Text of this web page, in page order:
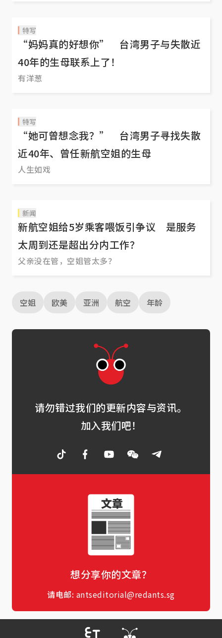
特写
“妈妈真的好想你” 台湾男子与失散近
40年的生母联系上了！
有洋葱
特写
“她可曾想念我？” 台湾男子寻找失散
近40年、曾任新航空姐的生母
人生如戏
新闻
新航空姐给5岁乘客喂饭引争议 是服务
太周到还是超出分内工作？
父亲没在管，空姐管太多？
空姐 欧美 亚洲 航空 年龄
请勿错过我们的更新内容与资讯。
加入我们吧！
想分享你的文章？
请电邮: antseditorial@redants.sg